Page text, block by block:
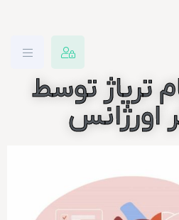
تریاژ توسط
اورژانس